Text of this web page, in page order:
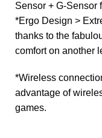
Sensor + G-Sensor
*Ergo Design >
thanks to the
comfort on another
*Wireless
advantage of
games.